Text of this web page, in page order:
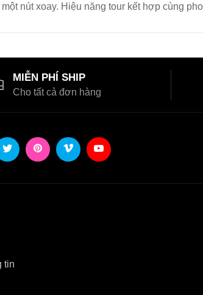
nút xoay. Hiệu năng tour kết hợp cùng
MIỄN PHÍ SHIP
Cho tất cả đơn hàng
tin